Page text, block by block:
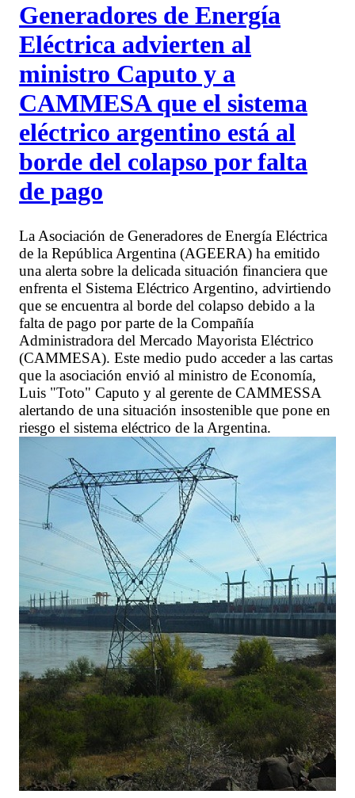
Generadores de Energía
Eléctrica advierten al
ministro Caputo y a
CAMMESA que el sistema
eléctrico argentino está al
borde del colapso por falta
de pago
La Asociación de Generadores de Energía Eléctrica
de la República Argentina (AGEERA) ha emitido
una alerta sobre la delicada situación financiera que
enfrenta el Sistema Eléctrico Argentino, advirtiendo
que se encuentra al borde del colapso debido a la
falta de pago por parte de la Compañía
Administradora del Mercado Mayorista Eléctrico
(CAMMESA). Este medio pudo acceder a las cartas
que la asociación envió al ministro de Economía,
Luis "Toto" Caputo y al gerente de CAMMESSA
alertando de una situación insostenible que pone en
riesgo el sistema eléctrico de la Argentina.